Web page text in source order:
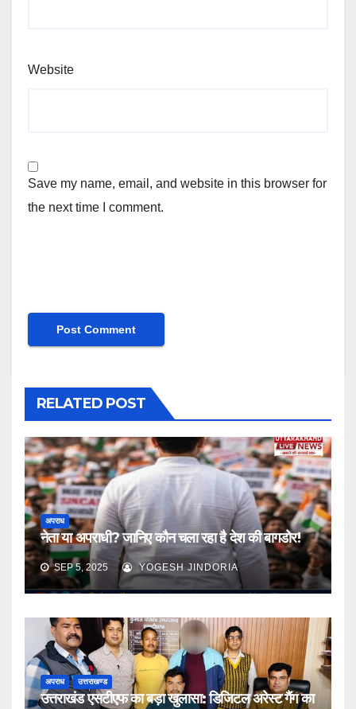
Website
Save my name, email, and website in this browser for
the next time I comment.
RELATED POST
अपराध
नेता या अपराधी? जानिए कौन चला रहा है देश की बागडोर!
SEP 5, 2025 YOGESH JINDORIA
अपराध उत्तराखण्ड
उत्तराखंड एसटीएफ का बड़ा खुलासा: डिजिटल अरेस्ट गैंग का